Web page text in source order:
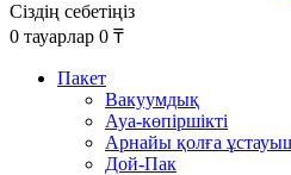
Сіздің себетіңіз
0 тауарлар 0 ₸
Пакет
Вакуумдық
Ауа-көпіршікті
Арнайы қолға ұстауыш
Дой-Пак